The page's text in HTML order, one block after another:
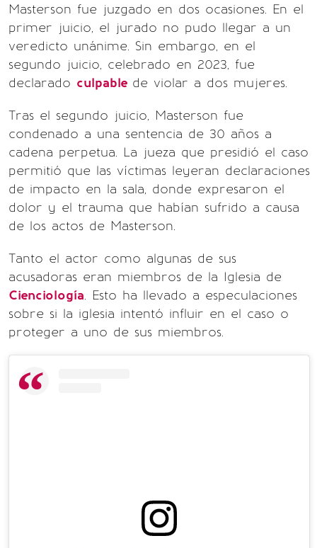
Masterson fue juzgado en dos ocasiones. En el
primer juicio, el jurado no pudo llegar a un
veredicto unánime. Sin embargo, en el
segundo juicio, celebrado en 2023, fue
declarado culpable de violar a dos mujeres.
Tras el segundo juicio, Masterson fue
condenado a una sentencia de 30 años a
cadena perpetua. La jueza que presidió el caso
permitió que las víctimas leyeran declaraciones
de impacto en la sala, donde expresaron el
dolor y el trauma que habían sufrido a causa
de los actos de Masterson.
Tanto el actor como algunas de sus
acusadoras eran miembros de la Iglesia de
Cienciología. Esto ha llevado a especulaciones
sobre si la iglesia intentó influir en el caso o
proteger a uno de sus miembros.